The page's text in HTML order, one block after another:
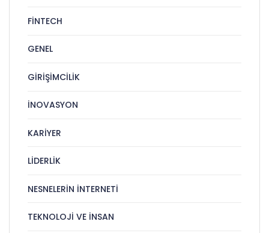
FINTECH
GENEL
GIRIŞIMCILIK
İNOVASYON
KARIYER
LIDERLIK
NESNELERIN İNTERNETI
TEKNOLOJI VE İNSAN